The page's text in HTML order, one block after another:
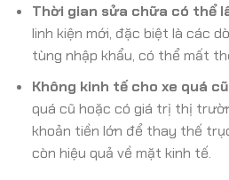
Thời gian sửa chữa có thể
linh kiện mới, đặc biệt là các
tùng nhập khẩu, có thể mất
Không kinh tế cho xe quá
quá cũ hoặc có giá trị thị
khoản tiền lớn để thay thế
còn hiệu quả về mặt kinh tế.